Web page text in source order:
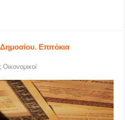
Επιτόκια
Οικονομικοί